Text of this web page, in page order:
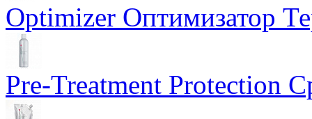
Optimizer Оптимизатор
Pre-Treatment Protection